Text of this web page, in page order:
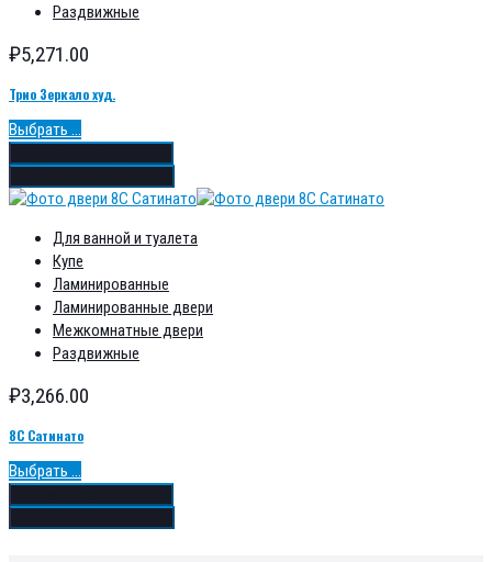
Раздвижные
₽5,271.00
Трио Зеркало худ.
Выбрать ...
Для ванной и туалета
Купе
Ламинированные
Ламинированные двери
Межкомнатные двери
Раздвижные
₽3,266.00
8С Сатинато
Выбрать ...